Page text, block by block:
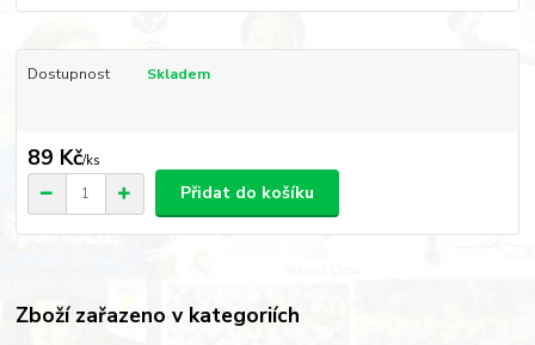
Dostupnost Skladem
89 Kč/ks
Přidat do košíku
Zboží zařazeno v kategoriích